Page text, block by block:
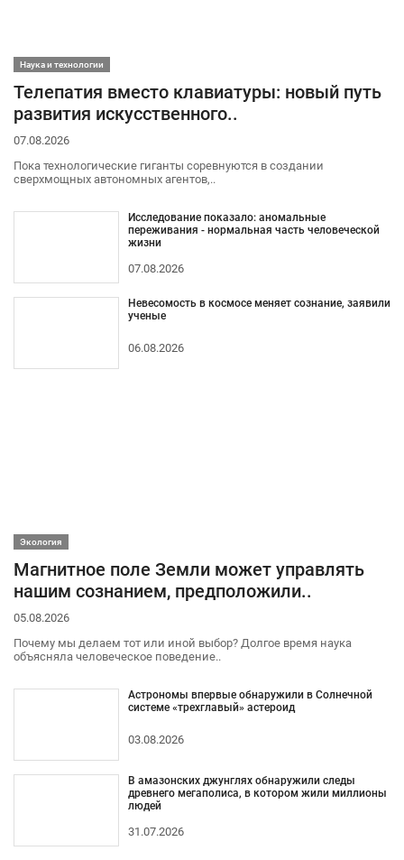
Наука и технологии
Телепатия вместо клавиатуры: новый путь
развития искусственного..
07.08.2026
Пока технологические гиганты соревнуются в создании
сверхмощных автономных агентов,..
Исследование показало: аномальные
переживания - нормальная часть человеческой
жизни
07.08.2026
Невесомость в космосе меняет сознание, заявили
ученые
06.08.2026
Экология
Магнитное поле Земли может управлять
нашим сознанием, предположили..
05.08.2026
Почему мы делаем тот или иной выбор? Долгое время наука
объясняла человеческое поведение..
Астрономы впервые обнаружили в Солнечной
системе «трехглавый» астероид
03.08.2026
В амазонских джунглях обнаружили следы
древнего мегаполиса, в котором жили миллионы
людей
31.07.2026